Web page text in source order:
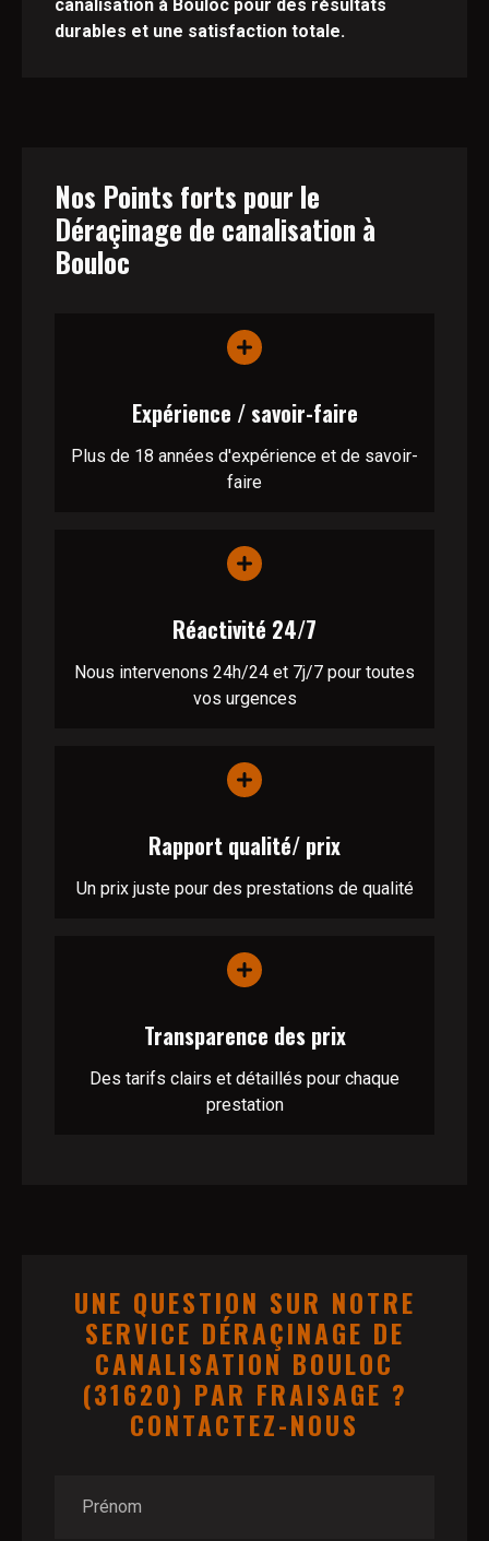
canalisation à Bouloc pour des résultats
durables et une satisfaction totale.
Nos Points forts pour le
Déraçinage de canalisation à
Bouloc
Expérience / savoir-faire
Plus de 18 années d'expérience et de savoir-
faire
Réactivité 24/7
Nous intervenons 24h/24 et 7j/7 pour toutes
vos urgences
Rapport qualité/ prix
Un prix juste pour des prestations de qualité
Transparence des prix
Des tarifs clairs et détaillés pour chaque
prestation
UNE QUESTION SUR NOTRE
SERVICE DÉRAÇINAGE DE
CANALISATION BOULOC
(31620) PAR FRAISAGE ?
CONTACTEZ-NOUS
Prénom